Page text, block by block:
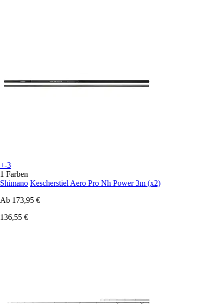
+-3
1 Farben
Shimano Kescherstiel Aero Pro Nh Power 3m (x2)
Ab 173,95 €
136,55 €